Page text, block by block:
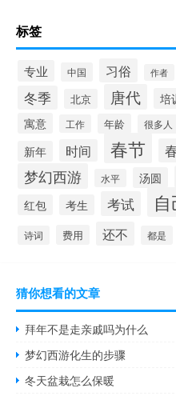
标签
专业 中国 习俗 作者
冬季 北京 唐代 培
寓意 工作 年龄 很多人
新年 时间 春节
梦幻西游 水平 汤圆
红包 考生 考试
诗词 费用 还不 都是
猜你想看的文章
拜年不是走亲戚吗为什么
梦幻西游化生的步骤
冬天盆栽怎么保暖